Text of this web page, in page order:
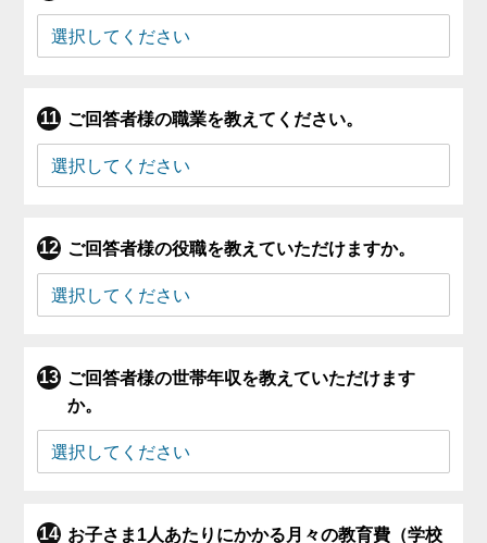
ご回答者様の職業を教えてください。
ご回答者様の役職を教えていただけますか。
ご回答者様の世帯年収を教えていただけます
か。
お子さま1人あたりにかかる月々の教育費（学校